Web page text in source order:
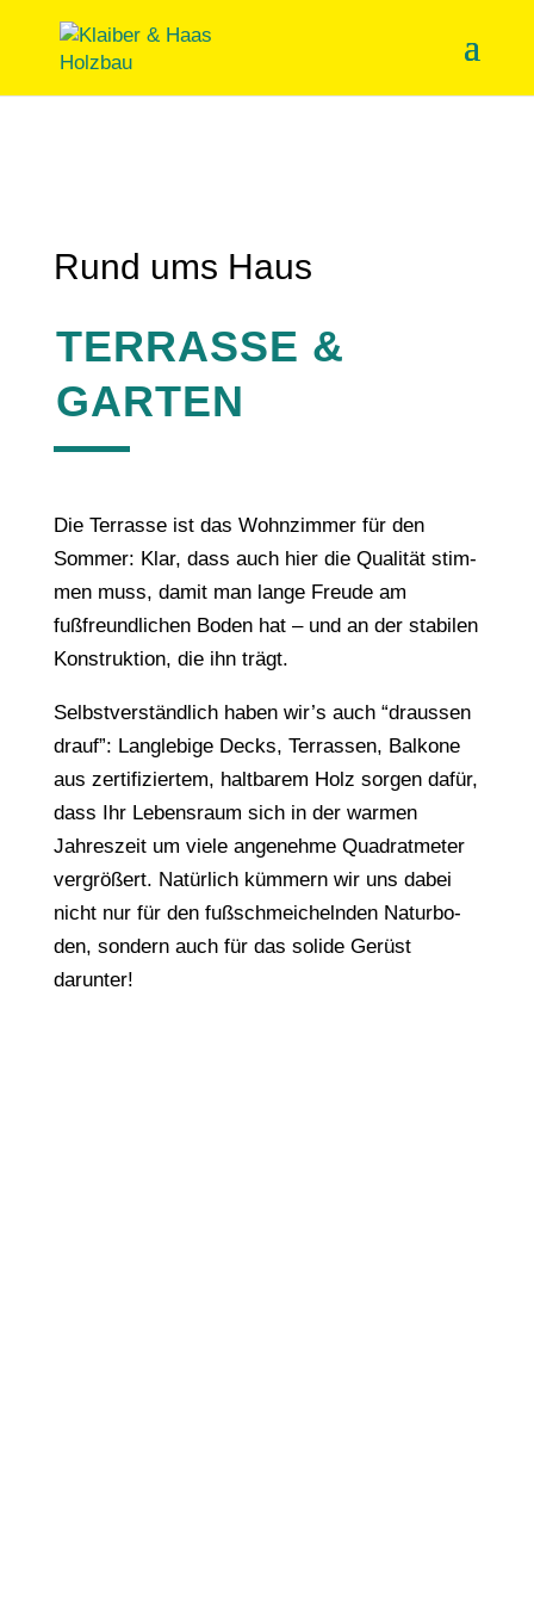
Rund ums Haus
TERRAS­SE &
GARTEN
Die Terras­se ist das Wohn­zim­mer für den
Sommer: Klar, dass auch hier die Quali­tät stim­
men muss, damit man lange Freu­de am
fußfreund­li­chen Boden hat – und an der stabi­len
Konstruk­ti­on, die ihn trägt.
Selbst­ver­ständ­lich haben wir’s auch “draus­sen
drauf”: Lang­le­bi­ge Decks, Terras­sen, Balko­ne
aus zerti­fi­zier­tem, halt­ba­rem Holz sorgen dafür,
dass Ihr Lebens­raum sich in der warmen
Jahres­zeit um viele ange­neh­me Quadrat­me­ter
vergrö­ßert. Natür­lich kümmern wir uns dabei
nicht nur für den fußschmei­cheln­den Natur­bo­
den, sondern auch für das soli­de Gerüst
darunter!